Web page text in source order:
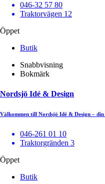
046-32 57 80
Traktorvägen 12
Öppet
Butik
Snabbvisning
Bokmärk
Nordsjö Idé & Design
Välkommen till Nordsjö Idé & Design –
046-261 01 10
Traktorgränden 3
Öppet
Butik